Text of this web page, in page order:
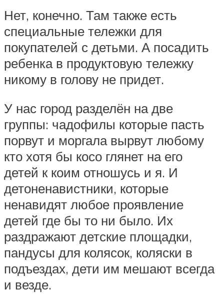
Нет, конечно. Там также есть
специальные тележки для
покупателей с детьми. А посадить
ребенка в продуктовую тележку
никому в голову не придет.
У нас город разделён на две
группы: чадофилы которые пасть
порвут и моргала вырвут любому
кто хотя бы косо глянет на его
детей к коим отношусь и я. И
детоненавистники, которые
ненавидят любое проявление
детей где бы то ни было. Их
раздражают детские площадки,
пандусы для колясок, коляски в
подъездах, дети им мешают всегда
и везде.